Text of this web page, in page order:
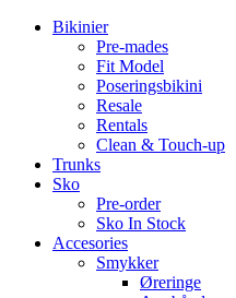
Bikinier
Pre-mades
Fit Model
Poseringsbikini
Resale
Rentals
Clean & Touch-up
Trunks
Sko
Pre-order
Sko In Stock
Accesories
Smykker
Øreringe